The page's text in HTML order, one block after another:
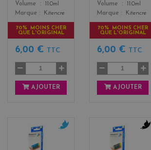
Color
Volume
11.0ml
Marque
Kitencre
70% MOINS CHER
QUE L'ORIGINAL
6,00 € TTC
AJOUTER
Color
Volume
11.0ml
Marque
Kitencre
70% MOINS CHER
QUE L'ORIGINAL
6,00 € TTC
AJOUTER